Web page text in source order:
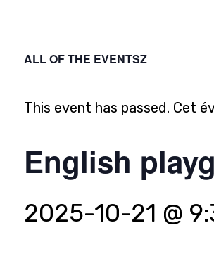
ALL OF THE EVENTSZ
This event has passed. Cet
English
2025-10-21 @